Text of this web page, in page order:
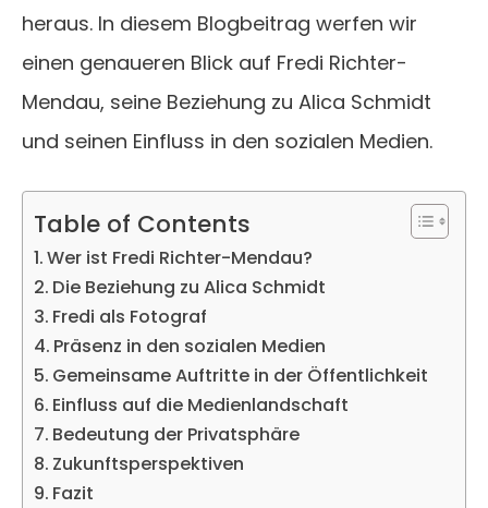
heraus. In diesem Blogbeitrag werfen wir
einen genaueren Blick auf Fredi Richter-
Mendau, seine Beziehung zu Alica Schmidt
und seinen Einfluss in den sozialen Medien.
Table of Contents
Wer ist Fredi Richter-Mendau?
Die Beziehung zu Alica Schmidt
Fredi als Fotograf
Präsenz in den sozialen Medien
Gemeinsame Auftritte in der Öffentlichkeit
Einfluss auf die Medienlandschaft
Bedeutung der Privatsphäre
Zukunftsperspektiven
Fazit